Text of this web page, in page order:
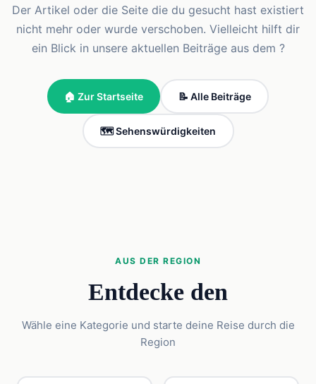
Der Artikel oder die Seite die du gesucht hast existiert
nicht mehr oder wurde verschoben. Vielleicht hilft dir
ein Blick in unsere aktuellen Beiträge aus dem ?
🏠 Zur Startseite 📝 Alle Beiträge
🗺️ Sehenswürdigkeiten
AUS DER REGION
Entdecke den
Wähle eine Kategorie und starte deine Reise durch die
Region